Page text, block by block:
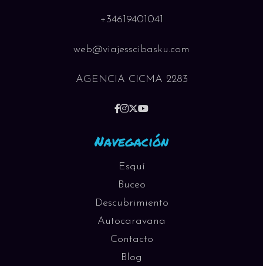
+34619401041
web@viajesscibasku.com
AGENCIA CICMA 2283
Navegación
Esquí
Buceo
Descubrimiento
Autocaravana
Contacto
Blog